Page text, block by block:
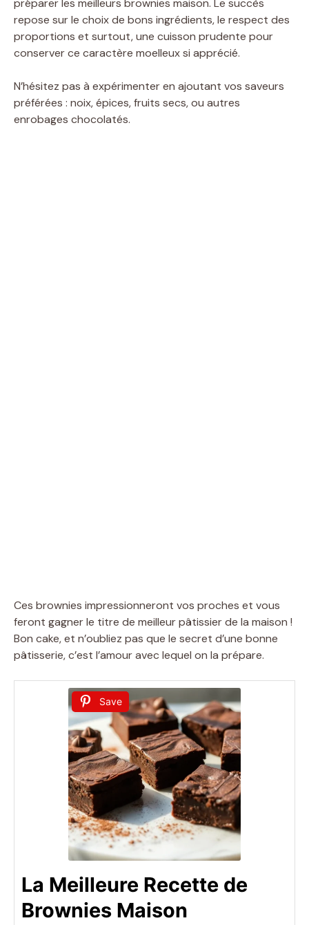
préparer les meilleurs brownies maison. Le succès
repose sur le choix de bons ingrédients, le respect des
proportions et surtout, une cuisson prudente pour
conserver ce caractère moelleux si apprécié.
N’hésitez pas à expérimenter en ajoutant vos saveurs
préférées : noix, épices, fruits secs, ou autres
enrobages chocolatés.
Ces brownies impressionneront vos proches et vous
feront gagner le titre de meilleur pâtissier de la maison !
Bon cake, et n’oubliez pas que le secret d’une bonne
pâtisserie, c’est l’amour avec lequel on la prépare.
Save
La Meilleure Recette de
Brownies Maison